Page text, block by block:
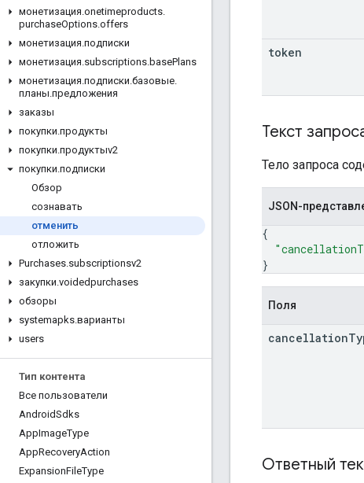
монетизация.onetimeproducts.
purchaseOptions.offers
монетизация.подписки
монетизация.subscriptions.basePlans
монетизация.подписки.базовые.
планы.предложения
заказы
покупки.продукты
покупки.продуктыv2
покупки.подписки
Обзор
сознавать
отменить
отложить
Purchases.subscriptionsv2
закупки.voidedpurchases
обзоры
systemapks.варианты
users
Тип контента
Все пользователи
AndroidSdks
AppImageType
AppRecoveryAction
ExpansionFileType
token
Текст
Тело запроса
JSON-
{
}
Поля
cancellation
Ответный